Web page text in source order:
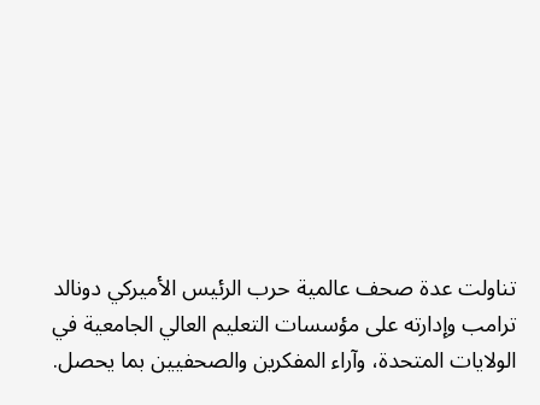
تناولت عدة صحف عالمية حرب الرئيس الأميركي دونالد
ترامب وإدارته على مؤسسات التعليم العالي الجامعية في
الولايات المتحدة، وآراء المفكرين والصحفيين بما يحصل.